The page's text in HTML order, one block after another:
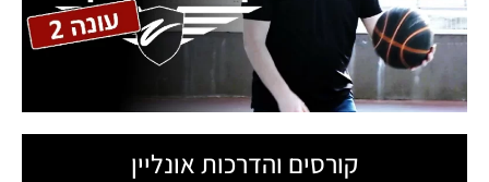
קורסים והדרכות אונליין